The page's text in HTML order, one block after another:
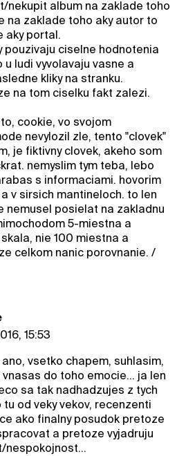
nekupit album na zaklade toho
na zaklade toho aky autor to
aky portal.
pouzivaju ciselne hodnotenia
ludi vyvolavaju vasne a
kliky na stranku.
na tom ciselku fakt zalezi.
cookie, vo svojom
nevylozil zle, tento "clovek"
je fiktivny clovek, akeho som
nemyslim tym teba, lebo
s informaciami. hovorim
v sirsich mantineloch. to len
nemusel posielat na zakladnu
5-miestna a
nie 100 miestna a
celkom nanic porovnanie. /
15:53
vsetko chapem, suhlasim,
do toho emocie... ja len
sa tak nadhadzujes z tych
od veky vekov, recenzenti
ako finalny posudok pretoze
a pretoze vyjadruju
nespokojnost...